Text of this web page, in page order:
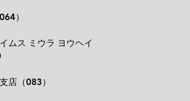
）
通預金
ムス ミウラ ヨウヘイ
行
支店（083）
通預金